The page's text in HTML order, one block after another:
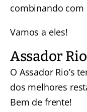
combinando
Vamos a eles!
Assador
O Assador Rio’s
dos melhores
Bem de frente!